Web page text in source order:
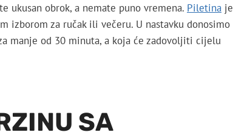
obrok, a nemate puno vremena. Piletina je
izborom za ručak ili večeru. U nastavku donosimo
manje od 30 minuta, a koja će zadovoljiti cijelu
SA